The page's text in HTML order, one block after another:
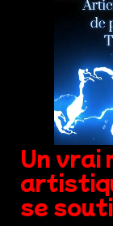
Un vrai
se